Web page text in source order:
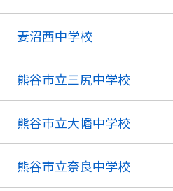
妻沼西中学校
熊谷市立三尻中学校
熊谷市立大幡中学校
熊谷市立奈良中学校